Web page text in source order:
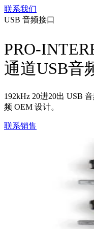
联系我们
USB 音频接口
PRO-
通道USB音
192kHz 20进20出 USB
频 OEM 设计。
联系销售